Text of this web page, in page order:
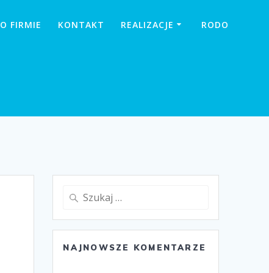
O FIRMIE KONTAKT REALIZACJE RODO
Szukaj:
NAJNOWSZE KOMENTARZE